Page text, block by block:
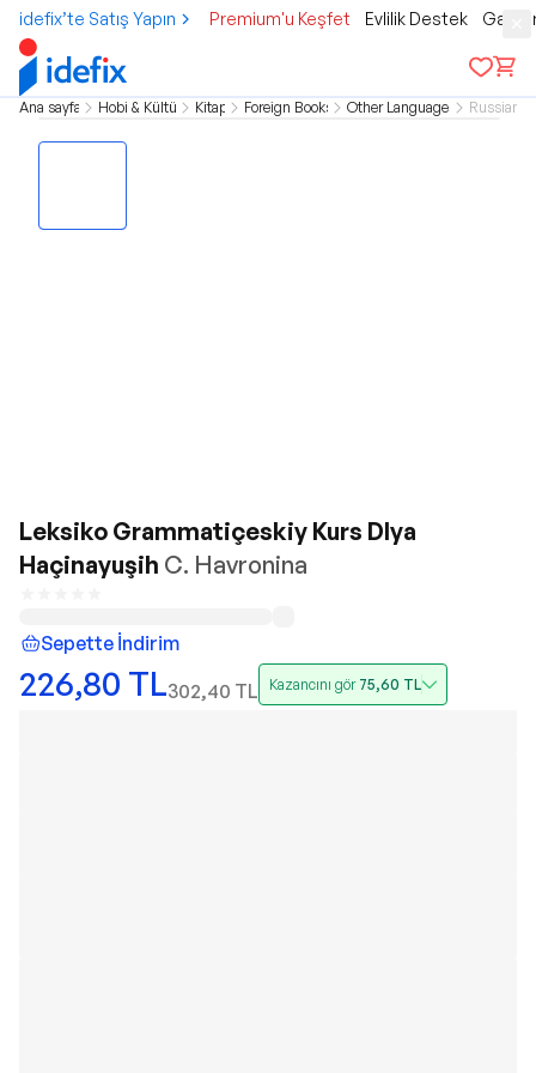
idefix’te Satış Yapın Premium'u Keşfet Evlilik Destek
Ana sayfa Hobi & Kültür Kitap Foreign Books Other Languages Russian
Leksiko Grammatiçeskiy Kurs Dlya
Haçinayuşih C. Havronina
Sepette İndirim
226,80 TL302,40 TL Kazancını gör 75,60 TL